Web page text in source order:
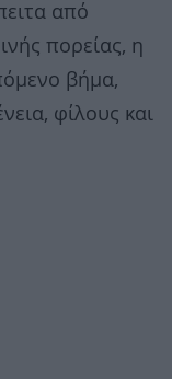
από
πορείας, η
βήμα,
φίλους και